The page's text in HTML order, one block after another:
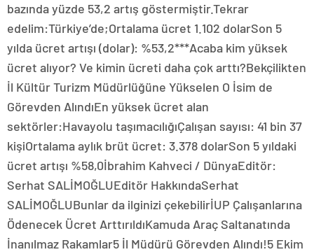
bazında yüzde 53,2 artış gös­termiştir.Tekrar
edelim:Türkiye’de;Ortalama ücret 1.102 dolarSon 5
yılda ücret artışı (do­lar): %53,2***Acaba kim yüksek
ücret alıyor? Ve kimin ücreti daha çok arttı?Bekçilikten
İl Kültür Turizm Müdürlüğüne Yükselen O İsim de
Görevden AlındıEn yüksek ücret alan
sektörler:Havayolu taşımacılığıÇalışan sayısı: 41 bin 37
kişiOrtalama aylık brüt ücret: 3.378 dolarSon 5 yıldaki
ücret artışı %58,0İbrahim Kahveci / DünyaEditör:
Serhat SALİMOĞLUEditör HakkındaSerhat
SALİMOĞLUBunlar da ilginizi çekebilirİUP Çalışanlarına
Ödenecek Ücret ArttırıldıKamuda Araç Saltanatında
İnanılmaz Rakamlar5 İl Müdürü Görevden Alındı!5 Ekim